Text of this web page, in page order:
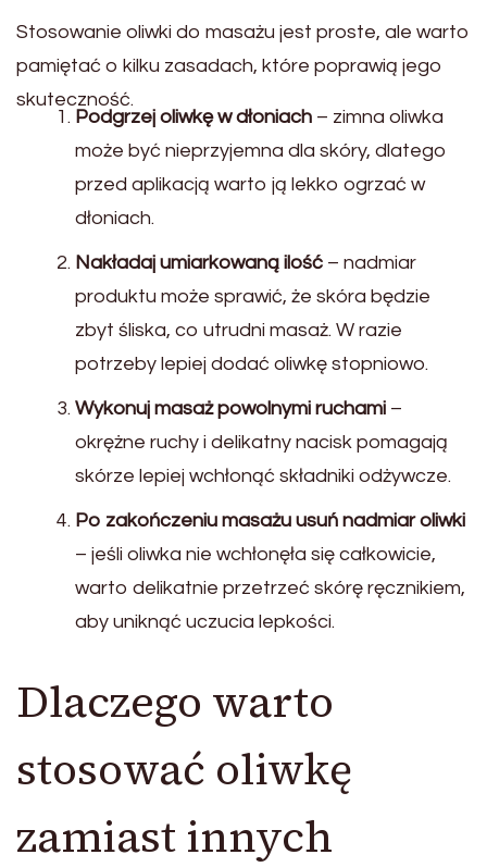
Stosowanie oliwki do masażu jest proste, ale warto
pamiętać o kilku zasadach, które poprawią jego
skuteczność.
Podgrzej oliwkę w dłoniach – zimna oliwka
może być nieprzyjemna dla skóry, dlatego
przed aplikacją warto ją lekko ogrzać w
dłoniach.
Nakładaj umiarkowaną ilość – nadmiar
produktu może sprawić, że skóra będzie
zbyt śliska, co utrudni masaż. W razie
potrzeby lepiej dodać oliwkę stopniowo.
Wykonuj masaż powolnymi ruchami –
okrężne ruchy i delikatny nacisk pomagają
skórze lepiej wchłonąć składniki odżywcze.
Po zakończeniu masażu usuń nadmiar oliwki
– jeśli oliwka nie wchłonęła się całkowicie,
warto delikatnie przetrzeć skórę ręcznikiem,
aby uniknąć uczucia lepkości.
Dlaczego warto
stosować oliwkę
zamiast innych